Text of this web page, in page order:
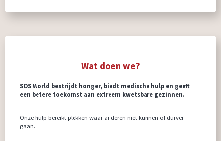
Wat doen we?
SOS World bestrijdt honger, biedt medische hulp en geeft
een betere toekomst aan extreem kwetsbare gezinnen.
Onze hulp bereikt plekken waar anderen niet kunnen of durven
gaan.